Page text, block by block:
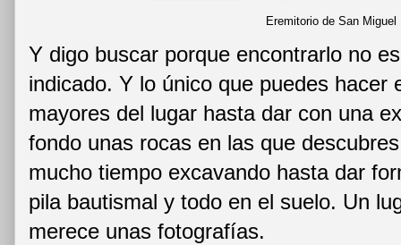
Eremitorio de San Miguel
Y digo buscar porque encontrarlo no
indicado. Y lo único que puedes hacer
mayores del lugar hasta dar con una
fondo unas rocas en las que
mucho tiempo excavando hasta dar
pila bautismal y todo en el suelo. Un
merece unas fotografías.